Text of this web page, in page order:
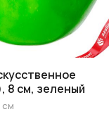
8 см, зеленый
см